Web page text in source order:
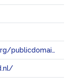
https://creativecommons.org/publicdomain/zero/1.0/